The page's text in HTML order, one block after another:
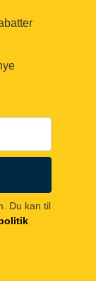
Du kan til